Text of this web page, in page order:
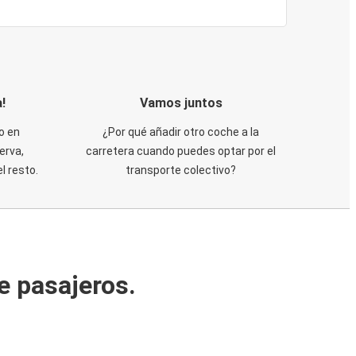
en
resto.
Vamos juntos
¿Por qué añadir otro coche a la
carretera cuando puedes optar por el
transporte colectivo?
pasajeros.